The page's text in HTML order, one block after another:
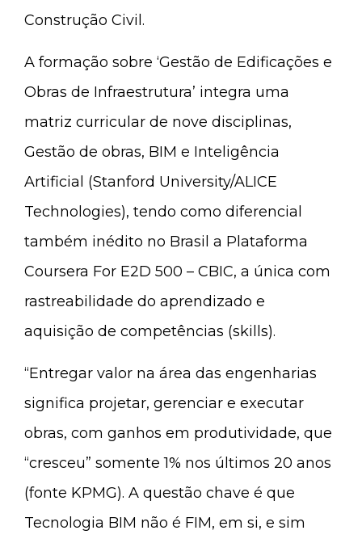
Construção Civil.
A formação sobre ‘Gestão de Edificações e
Obras de Infraestrutura’ integra uma
matriz curricular de nove disciplinas,
Gestão de obras, BIM e Inteligência
Artificial (Stanford University/ALICE
Technologies), tendo como diferencial
também inédito no Brasil a Plataforma
Coursera For E2D 500 – CBIC, a única com
rastreabilidade do aprendizado e
aquisição de competências (skills).
“Entregar valor na área das engenharias
significa projetar, gerenciar e executar
obras, com ganhos em produtividade, que
“cresceu” somente 1% nos últimos 20 anos
(fonte KPMG). A questão chave é que
Tecnologia BIM não é FIM, em si, e sim